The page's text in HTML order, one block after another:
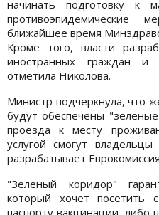
начинать подготовку к
ближайшее время
Кроме того, власти
иностранных граждан
отметила Николова.
Министр подчеркнула, что
будут обеспечены
проезда к месту
услугой смогут
разрабатывает
"Зеленый коридор"
который хочет посетить
паспорту вакцинации, либо